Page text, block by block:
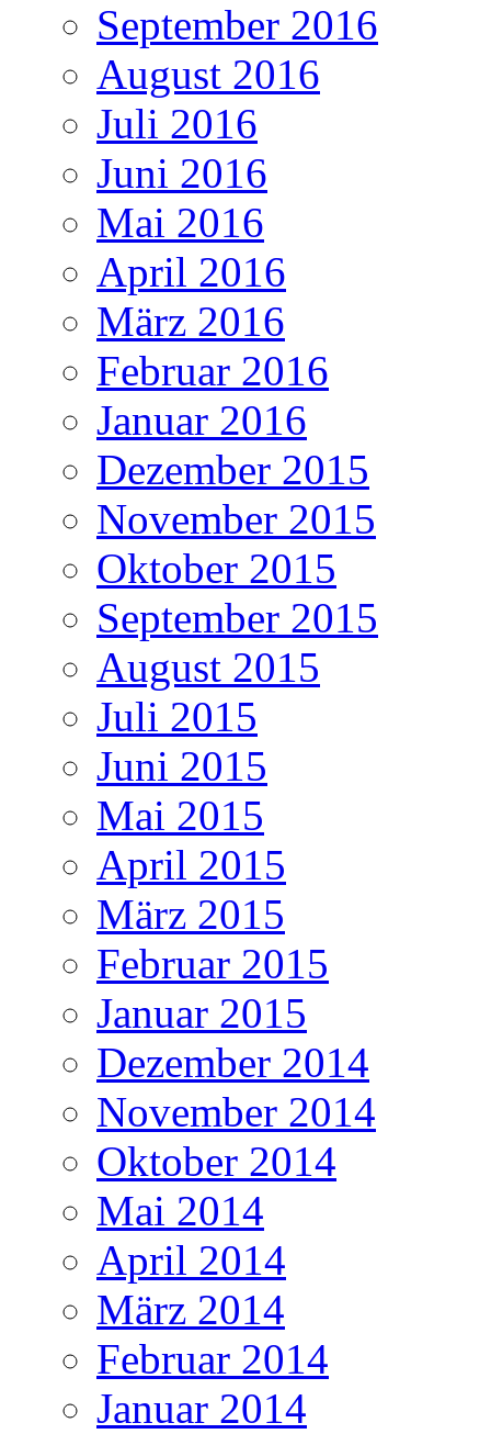
September 2016
August 2016
Juli 2016
Juni 2016
Mai 2016
April 2016
März 2016
Februar 2016
Januar 2016
Dezember 2015
November 2015
Oktober 2015
September 2015
August 2015
Juli 2015
Juni 2015
Mai 2015
April 2015
März 2015
Februar 2015
Januar 2015
Dezember 2014
November 2014
Oktober 2014
Mai 2014
April 2014
März 2014
Februar 2014
Januar 2014